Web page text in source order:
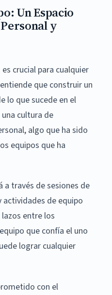
Un Espacio
y
crucial para cualquier
que construir un
lo que sucede en el
cultura de
algo que ha sido
equipos que ha
a través de sesiones de
de equipo
entre los
que confía el uno
lograr cualquier
con el